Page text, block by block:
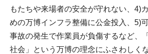
もたちや来場者の安全が守れない、4)
めの万博インフラ整備に公金投入、5)
事故の発生で作業員が負傷するなど、
社会」という万博の理念にふさわしく